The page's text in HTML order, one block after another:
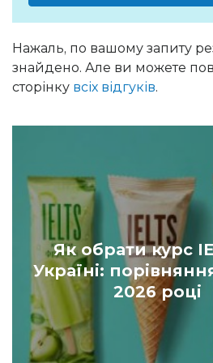
Нажаль, по вашому запиту
знайдено. Але ви можете
сторінку всіх відгуків.
Як обрати курс
Україні:
2026 році